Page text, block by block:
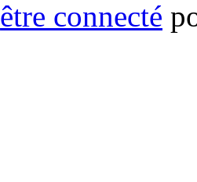
être connecté